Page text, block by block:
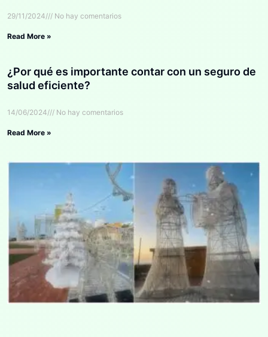
29/11/2024 No hay comentarios
Read More »
¿Por qué es importante contar con un seguro de
salud eficiente?
14/06/2024 No hay comentarios
Read More »